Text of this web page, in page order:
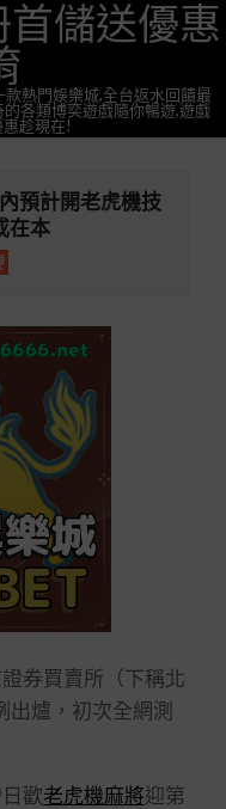
儲送優惠
熱門娛樂城,全台返水回饋最
各類博奕遊戲隨你暢遊,遊戲
趁現在!
預計開老虎機技
在本
券買賣所（下稱北
出爐，初次全網測
歡老虎機麻將迎第